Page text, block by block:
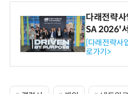
다래전략
SA 2026'
와의 비즈
-바이오 해
보
[다래전략사
로가기>